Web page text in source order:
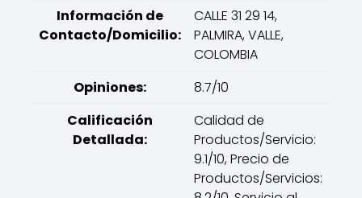
Información de
Contacto/Domicilio:
CALLE 31 29 14,
PALMIRA, VALLE,
COLOMBIA
Opiniones:
8.7/10
Calificación
Detallada:
Calidad de
Productos/Servicio:
9.1/10, Precio de
Productos/Servicios: